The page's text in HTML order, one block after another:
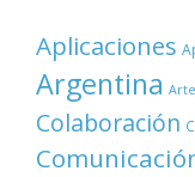
Aplicaciones
Argentina Arte
Colaboración